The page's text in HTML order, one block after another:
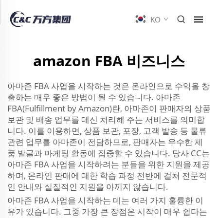
KO
amazon FBA 비즈니스
아마존 FBA 사업을 시작하는 것은 온라인으로 수익을 창
출하는 매우 좋은 방법이 될 수 있습니다. 아마존
FBA(Fulfillment by Amazon)란, 아마존이 판매자의 상품
보관 및 배송 업무를 대신 처리해 주는 서비스를 의미합
니다. 이를 이용하면, 상품 보관, 포장, 고객 발송 등 물류
관련 업무를 아마존이 전담하므로, 판매자는 우수한 제
품 발굴과 마케팅 활동에 집중할 수 있습니다. 당사 CC는
아마존 FBA 사업을 시작하려는 분들을 위한 지원을 제공
하며, 온라인 판매에 대한 학습 과정 전반에 걸쳐 전문적
인 안내와 실질적인 지원을 아끼지 않습니다.
아마존 FBA 사업을 시작하는 데는 여러 가지 훌륭한 이
유가 있습니다. 그중 가장 큰 장점은 시작이 매우 쉽다는